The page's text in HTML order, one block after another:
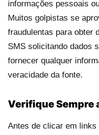
informações pessoais
Muitos golpistas se
fraudulentas para obter
SMS solicitando dados
fornecer qualquer
veracidade da fonte.
Verifique Sempre
Antes de clicar em